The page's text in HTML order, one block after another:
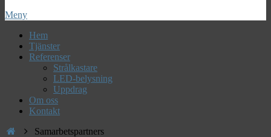
Meny
Hem
Tjänster
Referenser
Strålkastare
LED-belysning
Uppdrag
Om oss
Kontakt
Samarbetspartners